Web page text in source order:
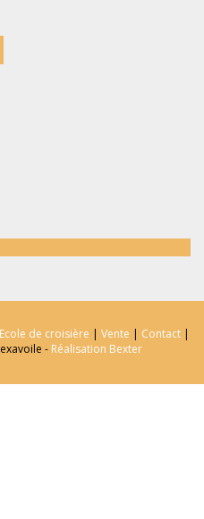
Ecole de croisière | Vente | Contact |
- Réalisation Bexter